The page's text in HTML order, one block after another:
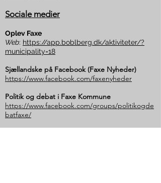
Sociale medier
Oplev Faxe
Web: https://app.boblberg.dk/aktiviteter/?
municipality=18
Sjællandske på Facebook (Faxe Nyheder)
https://www.facebook.com/faxenyheder
Politik og debat i Faxe Kommune
https://www.facebook.com/groups/politikogde
batfaxe/